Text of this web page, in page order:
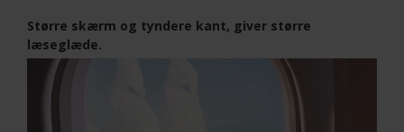
Større skærm og tyndere kant, giver større
læseglæde.